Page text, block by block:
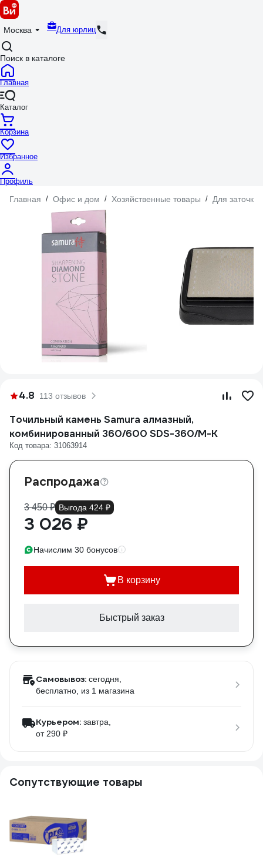
Москва Для юрлиц
Поиск в каталоге
Главная
Каталог
Корзина
Избранное
Профиль
Главная / Офис и дом / Хозяйственные товары / Для заточки
4.8 113 отзывов
Точильный камень Samura алмазный,
комбинированный 360/600 SDS-360/M-K
Код товара: 31063914
Распродажа
3 450 ₽ Выгода 424 ₽
3 026 ₽
Начислим 30 бонусов
В корзину
Быстрый заказ
Самовывоз: сегодня,
бесплатно , из 1 магазина
Курьером: завтра,
от 290 ₽
Сопутствующие товары